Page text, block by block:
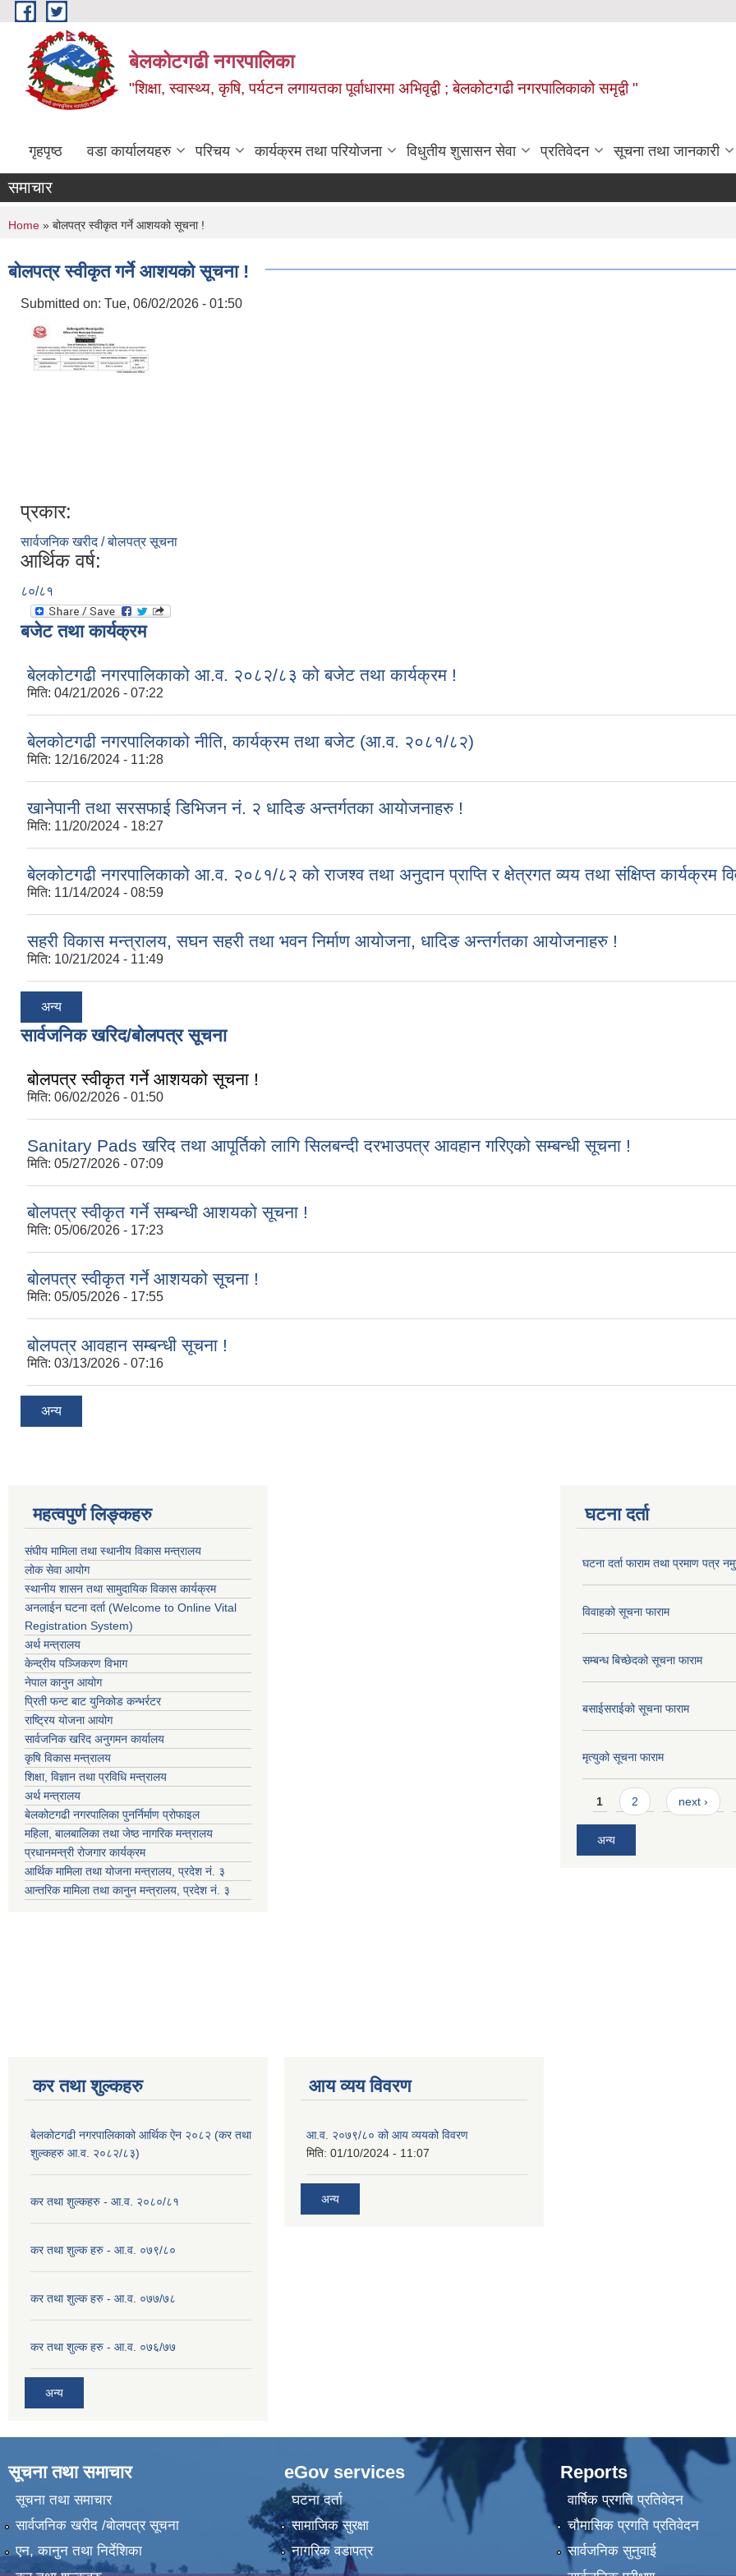
Skip to main content
बेलकोटगढी नगरपालिका
"शिक्षा, स्वास्थ्य, कृषि, पर्यटन लगायतका पूर्वाधारमा अभिवृद्वी ; बेलकोटगढी नगरपालिकाको समृद्वी "
गृहपृष्ठ वडा कार्यालयहरु परिचय कार्यक्रम तथा परियोजना विधुतीय शुसासन सेवा प्रतिवेदन सूचना तथा जानकारी
समाचार
You are here
Home » बोलपत्र स्वीकृत गर्ने आशयको सूचना !
बोलपत्र स्वीकृत गर्ने आशयको सूचना !
Submitted on: Tue, 06/02/2026 - 01:50
प्रकार:
सार्वजनिक खरीद / बोलपत्र सूचना
आर्थिक वर्ष:
८०/८१
बजेट तथा कार्यक्रम
बेलकोटगढी नगरपालिकाको आ.व. २०८२/८३ को बजेट तथा कार्यक्रम !
मिति: 04/21/2026 - 07:22
बेलकोटगढी नगरपालिकाको नीति, कार्यक्रम तथा बजेट (आ.व. २०८१/८२)
मिति: 12/16/2024 - 11:28
खानेपानी तथा सरसफाई डिभिजन नं. २ धादिङ अन्तर्गतका आयोजनाहरु !
मिति: 11/20/2024 - 18:27
बेलकोटगढी नगरपालिकाको आ.व. २०८१/८२ को राजश्व तथा अनुदान प्राप्ति र क्षेत्रगत व्यय तथा संक्षिप्त कार्यक्रम
मिति: 11/14/2024 - 08:59
सहरी विकास मन्त्रालय, सघन सहरी तथा भवन निर्माण आयोजना, धादिङ अन्तर्गतका आयोजनाहरु !
मिति: 10/21/2024 - 11:49
अन्य
सार्वजनिक खरिद/बोलपत्र सूचना
बोलपत्र स्वीकृत गर्ने आशयको सूचना !
मिति: 06/02/2026 - 01:50
Sanitary Pads खरिद तथा आपूर्तिको लागि सिलबन्दी दरभाउपत्र आवहान गरिएको सम्बन्धी सूचना !
मिति: 05/27/2026 - 07:09
बोलपत्र स्वीकृत गर्ने सम्बन्धी आशयको सूचना !
मिति: 05/06/2026 - 17:23
बोलपत्र स्वीकृत गर्ने आशयको सूचना !
मिति: 05/05/2026 - 17:55
बोलपत्र आवहान सम्बन्धी सूचना !
मिति: 03/13/2026 - 07:16
अन्य
महत्वपुर्ण लिङ्कहरु
संघीय मामिला तथा स्थानीय विकास मन्त्रालय
लोक सेवा आयोग
स्थानीय शासन तथा सामुदायिक विकास कार्यक्रम
अनलाईन घटना दर्ता (Welcome to Online Vital
Registration System)
अर्थ मन्त्रालय
केन्द्रीय पञ्जिकरण विभाग
नेपाल कानुन आयोग
प्रिती फन्ट बाट युनिकोड कन्भर्रटर
राष्ट्रिय योजना आयोग
सार्वजनिक खरिद अनुगमन कार्यालय
कृषि विकास मन्त्रालय
शिक्षा, विज्ञान तथा प्रविधि मन्त्रालय
अर्थ मन्त्रालय
बेलकोटगढी नगरपालिका पुनर्निर्माण प्रोफाइल
महिला, बालबालिका तथा जेष्ठ नागरिक मन्त्रालय
प्रधानमन्त्री रोजगार कार्यक्रम
आर्थिक मामिला तथा योजना मन्त्रालय, प्रदेश नं. ३
आन्तरिक मामिला तथा कानुन मन्त्रालय, प्रदेश नं. ३
घटना दर्ता
घटना दर्ता फाराम तथा प्रमाण पत्र
विवाहको सूचना फाराम
सम्बन्ध बिच्छेदको सूचना फाराम
बसाईसराईको सूचना फाराम
मृत्युको सूचना फाराम
Pages
1 2 next ›
अन्य
कर तथा शुल्कहरु
बेलकोटगढी नगरपालिकाको आर्थिक ऐन २०८२ (कर तथा
शुल्कहरु आ.व. २०८२/८३)
कर तथा शुल्कहरु - आ.व. २०८०/८१
कर तथा शुल्क हरु - आ.व. ०७९/८०
कर तथा शुल्क हरु - आ.व. ०७७/७८
कर तथा शुल्क हरु - आ.व. ०७६/७७
अन्य
आय व्यय विवरण
आ.व. २०७९/८० को आय व्ययको विवरण
मिति: 01/10/2024 - 11:07
अन्य
सूचना तथा समाचार
सूचना तथा समाचार
सार्वजनिक खरीद /बोलपत्र सूचना
एन, कानुन तथा निर्देशिका
eGov services
घटना दर्ता
सामाजिक सुरक्षा
नागरिक वडापत्र
Reports
वार्षिक प्रगति प्रतिवेदन
चौमासिक प्रगति प्रतिवेदन
सार्वजनिक सुनुवाई